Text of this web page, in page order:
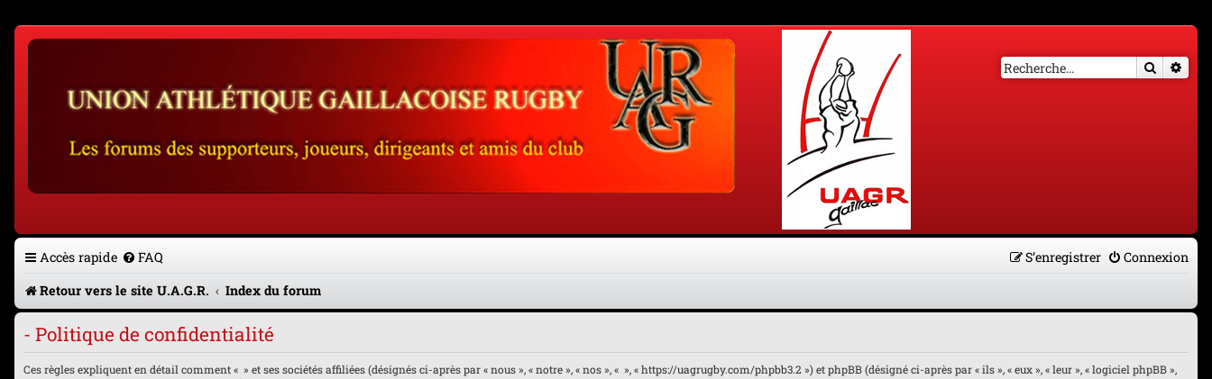
Accès rapide FAQ Connexion
S’enregistrer
Retour vers le site U.A.G.R.
Index du forum
- Politique de confidentialité
Ces règles expliquent en détail comment « » et ses sociétés affiliées (désignés ci-après par « nous », « notre », « nos », « », « https://uagrugby.com/phpbb3.2 ») et phpBB (désigné ci-après par « ils », « eux », « leur », « logiciel phpBB »,